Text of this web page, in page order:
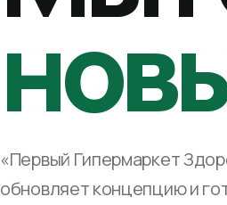
«Первый Гипермаркет
обновляет концепцию и